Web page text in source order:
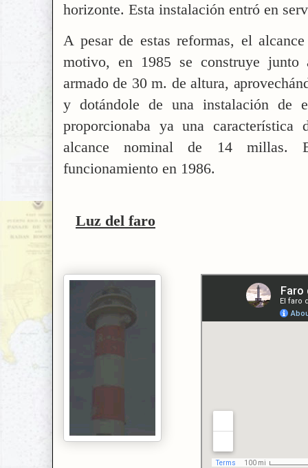
horizonte. Esta instalación entró en
A pesar de estas reformas, el
motivo, en 1985 se construye
armado de 30 m. de altura,
y dotándole de una instalación de
proporcionaba ya una característica
alcance nominal de 14 millas.
funcionamiento en 1986.
Luz del faro